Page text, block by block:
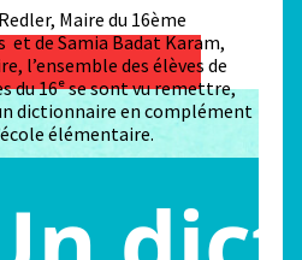
Maire du 16ème
et de Samia Badat Karam,
l’ensemble des élèves de
du 16ᵉ se sont vu remettre,
dictionnaire en complément
élémentaire.